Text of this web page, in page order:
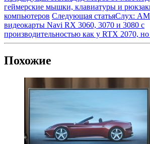
геймерские мышки, клавиатуры и
компьютеров Следующая статьяСлух:
видеокарты Navi RX 3060, 3070 и 3080 с
производительностью как у RTX 2070,
Похожие